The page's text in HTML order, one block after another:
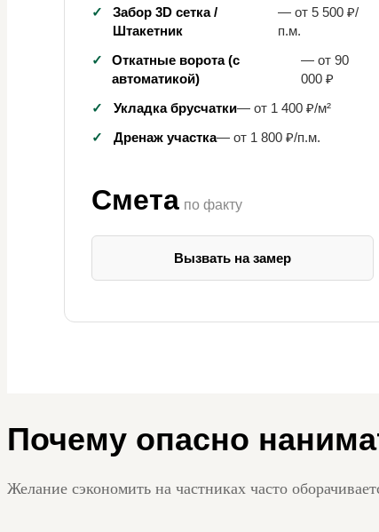
✓
Забор 3D сетка /
Штакетник
— от 5 500 ₽/
п.м.
✓
Откатные ворота (с
автоматикой)
— от 90
000 ₽
✓
Укладка брусчатки— от 1 400 ₽/м²
✓
Дренаж участка— от 1 800 ₽/п.м.
Смета по факту
Вызвать на замер
Почему опасно
Желание сэкономить на частниках часто